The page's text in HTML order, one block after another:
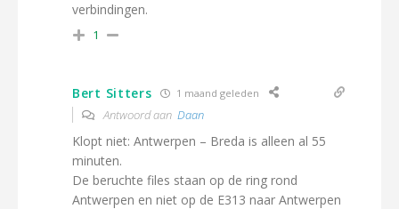
verbindingen.
1
Bert Sitters 1 maand geleden
Antwoord aan Daan
Klopt niet: Antwerpen – Breda is alleen al 55
minuten.
De beruchte files staan op de ring rond
Antwerpen en niet op de E313 naar Antwerpen